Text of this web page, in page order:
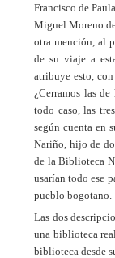
Francisco de
Miguel Moreno
otra mención, al
de su viaje a
atribuye esto,
¿Cerramos las
todo caso, las
según cuenta en
Nariño, hijo de
de la Biblioteca
usarían todo ese
pueblo bogotano.
Las dos
una biblioteca
biblioteca desde